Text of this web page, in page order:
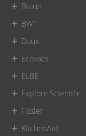
Braun
BWT
Duux
Ecovacs
ELBE
Explore Scientific
Fissler
KitchenAid